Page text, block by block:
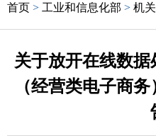
首页 > 工业和信息化部 > 机
关于放开在线数
（经营类电子商